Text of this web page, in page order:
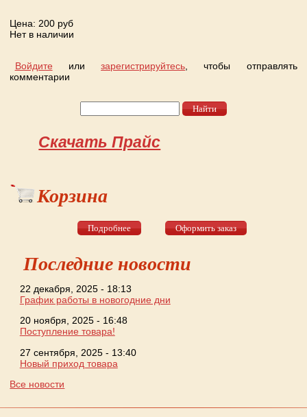
Цена: 200 руб
Нет в наличии
Войдите илизарегистрируйтесь , чтобы отправлять
комментарии
Скачать Прайс
Корзина
Подробнее Оформить заказ
Последние новости
22 декабря, 2025 - 18:13
График работы в новогодние дни
20 ноября, 2025 - 16:48
Поступление товара!
27 сентября, 2025 - 13:40
Новый приход товара
Все новости